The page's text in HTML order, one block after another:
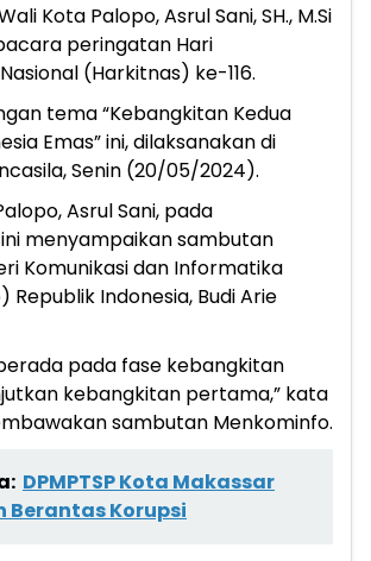
Kota Palopo, Asrul Sani, SH., M.Si
peringatan Hari
(Harkitnas) ke-116.
tema “Kebangkitan Kedua
Emas” ini, dilaksanakan di
Senin (20/05/2024).
Asrul Sani, pada
menyampaikan sambutan
Komunikasi dan Informatika
Republik Indonesia, Budi Arie
pada fase kebangkitan
kebangkitan pertama,” kata
sambutan Menkominfo.
DPMPTSP Kota Makassar
Berantas Korupsi